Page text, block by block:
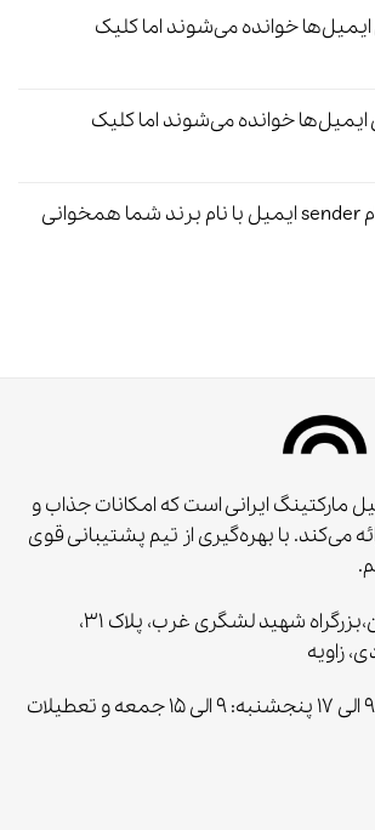
خوانده می‌شوند اما کلیک
خوانده می‌شوند اما کلیک
کدام sender ایمیل با نام برند شما همخوانی
مارکتینگ ایرانی است که امکانات جذاب و
می‌کند. با بهره‌گیری از تیم پشتیبانی قوی
۰۲۱۹۱۰۱۵۳۸۳ تهران،بزرگراه شهید لشگری غرب، پلاک ۳۱،
زاویه
شنبه تا چهارشنبه: ۹ الی ۱۷ پنجشنبه: ۹ الی ۱۵ جمعه و تعطیلات